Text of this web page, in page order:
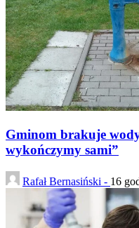
Gminom brakuje
wykończymy sami”
Rafał Bernasiński - 16